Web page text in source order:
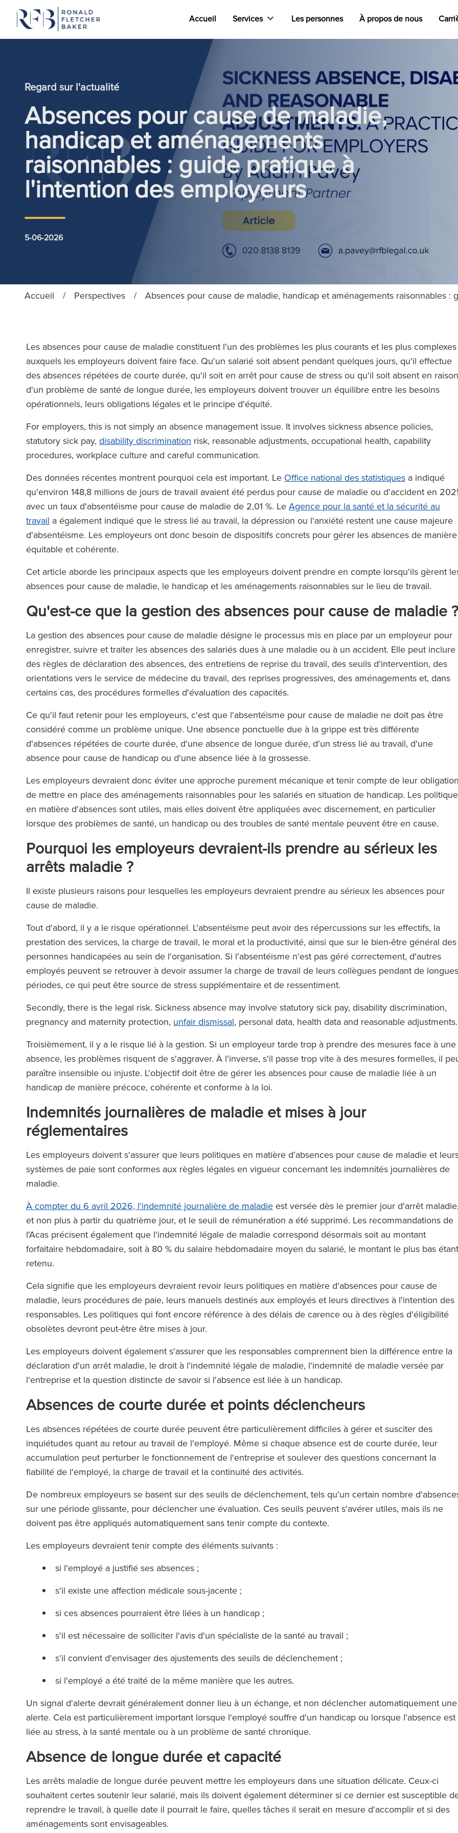
Accueil Services Les personnes À propos de nous
Regard sur l'actualité
Absences pour cause de maladie,
handicap et aménagements
raisonnables : guide pratique à
l'intention des employeurs
5-06-2026
Accueil / Perspectives / Absences pour cause de maladie, handicap et aménagements raisonnables
Les absences pour cause de maladie constituent l'un des problèmes les plus courants et les plus complexes
auxquels les employeurs doivent faire face. Qu'un salarié soit absent pendant quelques jours, qu'il effectue
des absences répétées de courte durée, qu'il soit en arrêt pour cause de stress ou qu'il soit absent en raison
d'un problème de santé de longue durée, les employeurs doivent trouver un équilibre entre les besoins
opérationnels, leurs obligations légales et le principe d'équité.
For employers, this is not simply an absence management issue. It involves sickness absence policies,
statutory sick pay, disability discrimination risk, reasonable adjustments, occupational health, capability
procedures, workplace culture and careful communication.
Des données récentes montrent pourquoi cela est important. Le Office national des statistiques a indiqué
qu'environ 148,8 millions de jours de travail avaient été perdus pour cause de maladie ou d'accident en
avec un taux d'absentéisme pour cause de maladie de 2,01 %. Le Agence pour la santé et la sécurité au
travail a également indiqué que le stress lié au travail, la dépression ou l'anxiété restent une cause majeure
d'absentéisme. Les employeurs ont donc besoin de dispositifs concrets pour gérer les absences de manière
équitable et cohérente.
Cet article aborde les principaux aspects que les employeurs doivent prendre en compte lorsqu'ils gèrent
absences pour cause de maladie, le handicap et les aménagements raisonnables sur le lieu de travail.
Qu'est-ce que la gestion des absences pour cause de maladie ?
La gestion des absences pour cause de maladie désigne le processus mis en place par un employeur pour
enregistrer, suivre et traiter les absences des salariés dues à une maladie ou à un accident. Elle peut inclure
des règles de déclaration des absences, des entretiens de reprise du travail, des seuils d'intervention, des
orientations vers le service de médecine du travail, des reprises progressives, des aménagements et, dans
certains cas, des procédures formelles d'évaluation des capacités.
Ce qu'il faut retenir pour les employeurs, c'est que l'absentéisme pour cause de maladie ne doit pas être
considéré comme un problème unique. Une absence ponctuelle due à la grippe est très différente
d'absences répétées de courte durée, d'une absence de longue durée, d'un stress lié au travail, d'une
absence pour cause de handicap ou d'une absence liée à la grossesse.
Les employeurs devraient donc éviter une approche purement mécanique et tenir compte de leur obligation
de mettre en place des aménagements raisonnables pour les salariés en situation de handicap. Les
en matière d'absences sont utiles, mais elles doivent être appliquées avec discernement, en particulier
lorsque des problèmes de santé, un handicap ou des troubles de santé mentale peuvent être en cause.
Pourquoi les employeurs devraient-ils prendre au sérieux les
arrêts maladie ?
Il existe plusieurs raisons pour lesquelles les employeurs devraient prendre au sérieux les absences pour
cause de maladie.
Tout d'abord, il y a le risque opérationnel. L'absentéisme peut avoir des répercussions sur les effectifs, la
prestation des services, la charge de travail, le moral et la productivité, ainsi que sur le bien-être général des
personnes handicapées au sein de l'organisation. Si l'absentéisme n'est pas géré correctement, d'autres
employés peuvent se retrouver à devoir assumer la charge de travail de leurs collègues pendant de longues
périodes, ce qui peut être source de stress supplémentaire et de ressentiment.
Secondly, there is the legal risk. Sickness absence may involve statutory sick pay, disability discrimination,
pregnancy and maternity protection, unfair dismissal, personal data, health data and reasonable adjustments.
Troisièmement, il y a le risque lié à la gestion. Si un employeur tarde trop à prendre des mesures face à une
absence, les problèmes risquent de s'aggraver. À l'inverse, s'il passe trop vite à des mesures formelles, il
paraître insensible ou injuste. L'objectif doit être de gérer les absences pour cause de maladie liée à un
handicap de manière précoce, cohérente et conforme à la loi.
Indemnités journalières de maladie et mises à jour
réglementaires
Les employeurs doivent s'assurer que leurs politiques en matière d'absences pour cause de maladie et
systèmes de paie sont conformes aux règles légales en vigueur concernant les indemnités journalières de
maladie.
À compter du 6 avril 2026, l'indemnité journalière de maladie est versée dès le premier jour d'arrêt maladie,
et non plus à partir du quatrième jour, et le seuil de rémunération a été supprimé. Les recommandations de
l'Acas précisent également que l'indemnité légale de maladie correspond désormais soit au montant
forfaitaire hebdomadaire, soit à 80 % du salaire hebdomadaire moyen du salarié, le montant le plus bas étant
retenu.
Cela signifie que les employeurs devraient revoir leurs politiques en matière d'absences pour cause de
maladie, leurs procédures de paie, leurs manuels destinés aux employés et leurs directives à l'intention des
responsables. Les politiques qui font encore référence à des délais de carence ou à des règles d'éligibilité
obsolètes devront peut-être être mises à jour.
Les employeurs doivent également s'assurer que les responsables comprennent bien la différence entre la
déclaration d'un arrêt maladie, le droit à l'indemnité légale de maladie, l'indemnité de maladie versée par
l'entreprise et la question distincte de savoir si l'absence est liée à un handicap.
Absences de courte durée et points déclencheurs
Les absences répétées de courte durée peuvent être particulièrement difficiles à gérer et susciter des
inquiétudes quant au retour au travail de l'employé. Même si chaque absence est de courte durée, leur
accumulation peut perturber le fonctionnement de l'entreprise et soulever des questions concernant la
fiabilité de l'employé, la charge de travail et la continuité des activités.
De nombreux employeurs se basent sur des seuils de déclenchement, tels qu'un certain nombre
sur une période glissante, pour déclencher une évaluation. Ces seuils peuvent s'avérer utiles, mais ils ne
doivent pas être appliqués automatiquement sans tenir compte du contexte.
Les employeurs devraient tenir compte des éléments suivants :
si l'employé a justifié ses absences ;
s'il existe une affection médicale sous-jacente ;
si ces absences pourraient être liées à un handicap ;
s'il est nécessaire de solliciter l'avis d'un spécialiste de la santé au travail ;
s'il convient d'envisager des ajustements des seuils de déclenchement ;
si l'employé a été traité de la même manière que les autres.
Un signal d'alerte devrait généralement donner lieu à un échange, et non déclencher automatiquement une
alerte. Cela est particulièrement important lorsque l'employé souffre d'un handicap ou lorsque l'absence est
liée au stress, à la santé mentale ou à un problème de santé chronique.
Absence de longue durée et capacité
Les arrêts maladie de longue durée peuvent mettre les employeurs dans une situation délicate. Ceux-ci
souhaitent certes soutenir leur salarié, mais ils doivent également déterminer si ce dernier est susceptible
reprendre le travail, à quelle date il pourrait le faire, quelles tâches il serait en mesure d'accomplir et si des
aménagements sont envisageables.
de Ronald Fletcher
compétente. J'ai été
à plusieurs reprises à
avec des locataires
et leur aide s'est
précieuse à chaque fois.’
Legal 500 (en anglais)
(2026)
‘Le cabinet dispose d'avocats
Lorsque vous faites appel à un
avocat de RFB, vous sentez toute
la force de l'équipe qui vous
soutient.’
The Legal 500 (en anglais)
(2025)
‘RFB offre des services du cercle
du cercle magique.’
The Legal 500 (en anglais)